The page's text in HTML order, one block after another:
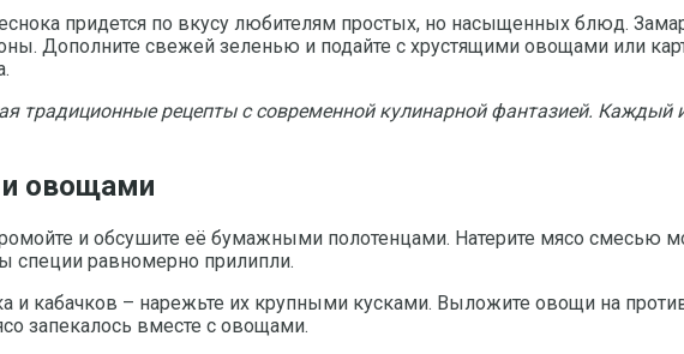
придется по вкусу любителям простых, но насыщенных блюд.
Дополните свежей зеленью и подайте с хрустящими овощами или
традиционные рецепты с современной кулинарной фантазией. Каждый
и овощами
и обсушите её бумажными полотенцами. Натерите мясо смесью
специи равномерно прилипли.
и кабачков – нарежьте их крупными кусками. Выложите овощи на
запекалось вместе с овощами.